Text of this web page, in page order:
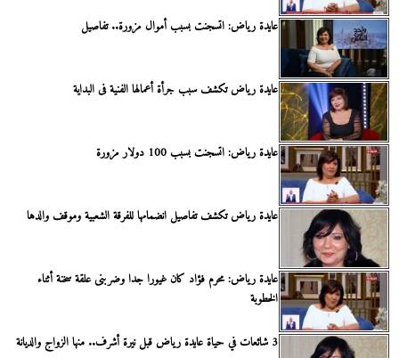
عايدة رياض: اتسجنت بسبب أموال مزورة.. تفاصيل
عايدة رياض تكشف سبب جرأة أعمالها الفنية فى البداية
عايدة رياض: اتسجنت بسبب 100 دولار مزورة
عايدة رياض تكشف تفاصيل انضمامها للفرقة الشعبية وموقف والدها
عايدة رياض: محرم فؤاد كان غيورا جدا وضربنى علقة سخنة أثناء
الخطوبة
3 شائعات في حياة عايدة رياض قبل نيرة أشرف.. منها الزواج والديانة